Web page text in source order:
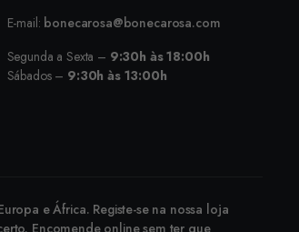
E-mail: bonecarosa@bonecarosa.com
Segunda a Sexta – 9:30h às 18:00h
Sábados – 9:30h às 13:00h
e África. Registe-se na nossa loja
Encomende online sem ter que